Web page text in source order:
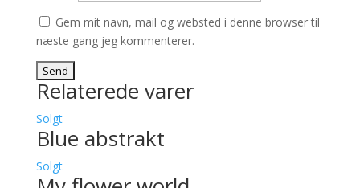
Gem mit navn, mail og websted i denne browser til
næste gang jeg kommenterer.
Relaterede varer
Solgt
Blue abstrakt
Solgt